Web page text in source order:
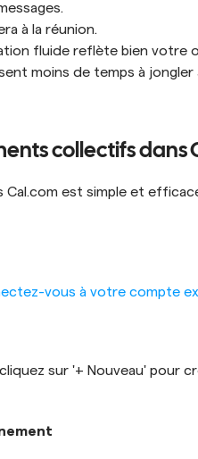
à la réunion.
fluide reflète bien votre
moins de temps à jongler
collectifs dans
est simple et
vous à votre compte
sur '+ Nouveau' pour